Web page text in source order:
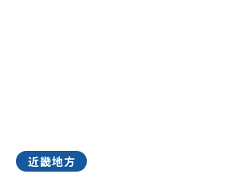
近畿地方